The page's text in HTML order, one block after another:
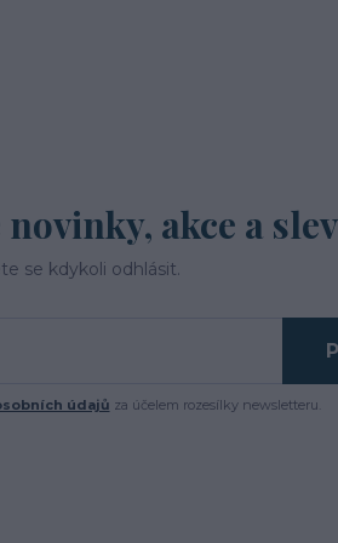
akce a
se kdykoli odhlásit.
údajů za účelem rozesílky newsletteru.